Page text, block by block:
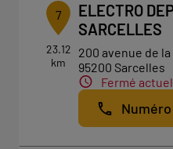
7
23.12
km
ELECTRO
SARCELLES
200 avenue de
95200 Sarcelles
Fermé
Numéro